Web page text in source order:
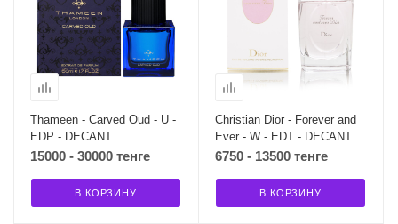
Thameen - Carved Oud - U -
EDP - DECANT
15000 - 30000 тенге
В КОРЗИНУ
Christian Dior - Forever and
Ever - W - EDT - DECANT
6750 - 13500 тенге
В КОРЗИНУ